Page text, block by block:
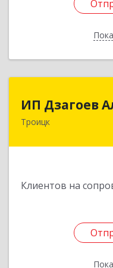
ИП Дзагоев
Троицк
Клиентов на